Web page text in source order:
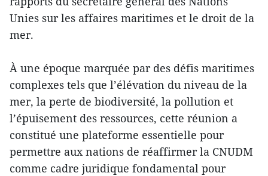
Unies sur les affaires maritimes et le droit de la
mer.
À une époque marquée par des défis maritimes
complexes tels que l’élévation du niveau de la
mer, la perte de biodiversité, la pollution et
l’épuisement des ressources, cette réunion a
constitué une plateforme essentielle pour
permettre aux nations de réaffirmer la CNUDM
comme cadre juridique fondamental pour